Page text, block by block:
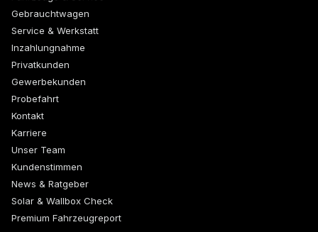
Gebrauchtwagen
Service & Werkstatt
Inzahlungnahme
Privatkunden
Gewerbekunden
Probefahrt
Kontakt
Karriere
Unser Team
Kundenstimmen
News & Ratgeber
Solar & Wallbox Check
Premium Fahrzeugreport